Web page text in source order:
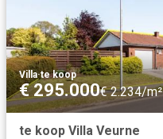
Villa·te koop
€ 295.000€ 2.234/m²
te koop Villa Veurne